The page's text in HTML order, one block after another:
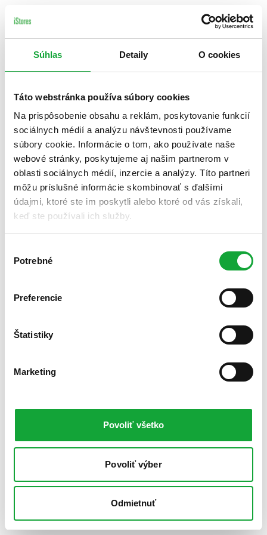
Súhlas Detaily O cookies
Táto webstránka používa súbory cookies
Na prispôsobenie obsahu a reklám, poskytovanie funkcií
sociálnych médií a analýzu návštevnosti používame
súbory cookie. Informácie o tom, ako používate naše
webové stránky, poskytujeme aj našim partnerom v
oblasti sociálnych médií, inzercie a analýzy. Títo partneri
môžu príslušné informácie skombinovať s ďalšími
údajmi, ktoré ste im poskytli alebo ktoré od vás získali,
keď ste používali ich služby.
súhlasu
Potrebné
Preferencie
Štatistiky
Marketing
Povoliť všetko
Povoliť výber
Odmietnuť